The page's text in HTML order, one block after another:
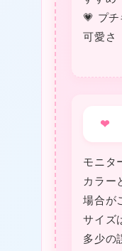
💗 プ
可愛さ
❤
モニタ
カラー
場合が
サイズ
多少の